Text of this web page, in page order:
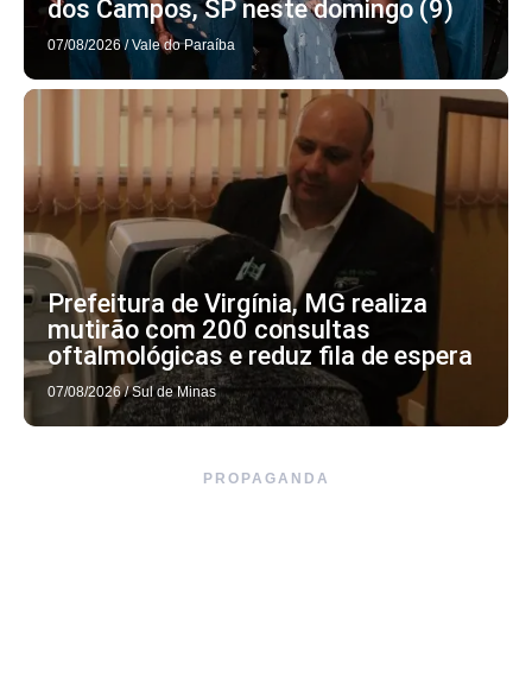
dos Campos, SP neste domingo (9)
07/08/2026 / Vale do Paraíba
Prefeitura de Virgínia, MG realiza
mutirão com 200 consultas
oftalmológicas e reduz fila de espera
07/08/2026 / Sul de Minas
PROPAGANDA